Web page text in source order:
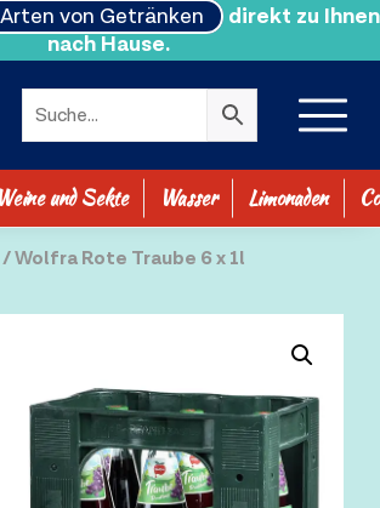
von Getränken
direkt zu Ihnen
nach Hause.
SHOP ALLE
Weine und Sekte Wasser Limonaden
/ Wolfra Rote Traube 6 x 1l